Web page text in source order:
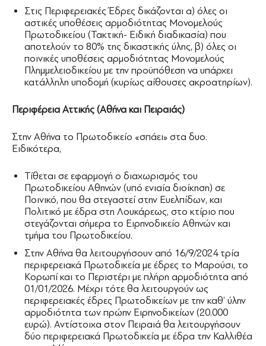
Στις Περιφερειακές Έδρες δικάζονται α) όλες οι
αστικές υποθέσεις αρμοδιότητας Μονομελούς
Πρωτοδικείου (Τακτική- Ειδική διαδικασία) που
αποτελούν το 80% της δικαστικής ύλης, β) όλες οι
ποινικές υποθέσεις αρμοδιότητας Μονομελούς
Πλημμελειοδικείου με την προϋπόθεση να υπάρχει
κατάλληλη υποδομή (κυρίως αίθουσες ακροατηρίων).
Περιφέρεια Αττικής (Αθήνα και Πειραιάς)
Στην Αθήνα το Πρωτοδικείο «σπάει» στα δυο.
Ειδικότερα,
Τίθεται σε εφαρμογή ο διαχωρισμός του
Πρωτοδικείου Αθηνών (υπό ενιαία διοίκηση) σε
Ποινικό, που θα στεγαστεί στην Ευελπίδων, και
Πολιτικό με έδρα στη Λουκάρεως, στο κτίριο που
στεγάζονται σήμερα το Ειρηνοδικείο Αθηνών και
τμήμα του Πρωτοδικείου.
Στην Αθήνα θα λειτουργήσουν από 16/9/2024 τρία
περιφερειακά Πρωτοδικεία με έδρες το Μαρούσι, το
Κορωπί και το Περιστέρι με πλήρη αρμοδιότητα από
01/01/2026. Μέχρι τότε θα λειτουργούν ως
περιφερειακές έδρες Πρωτοδικείων με την καθ’ ύλην
αρμοδιότητα των πρώην Ειρηνοδικείων (20.000
ευρώ). Αντίστοιχα στον Πειραιά θα λειτουργήσουν
δύο περιφερειακά Πρωτοδικεία με έδρα την Καλλιθέα